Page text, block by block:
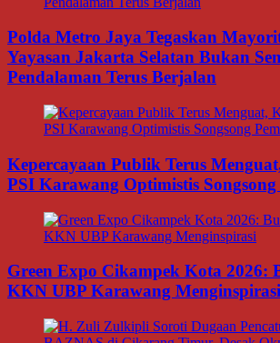
Polda Metro Jaya Tegaskan
Yayasan Jakarta Selatan Bukan
Pendalaman Terus Berjalan
Kepercayaan Publik Terus
PSI Karawang Optimistis Songsong
Green Expo Cikampek Kota 2026:
KKN UBP Karawang Menginspirasi